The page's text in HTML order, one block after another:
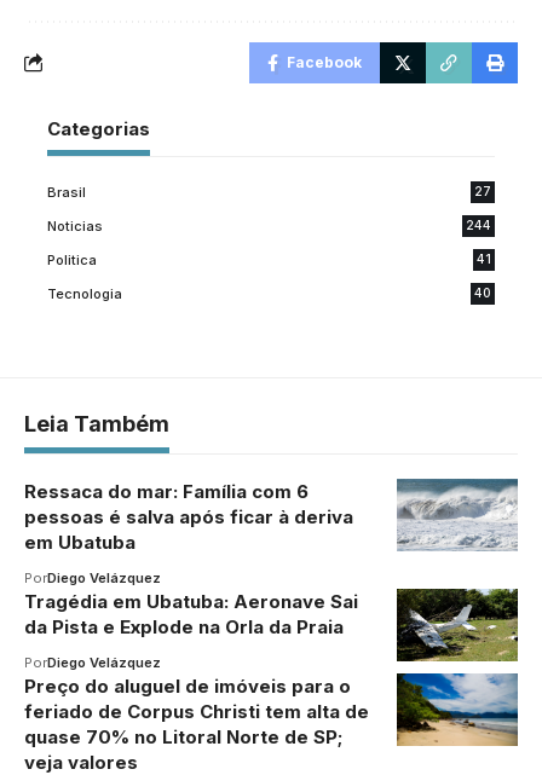
Facebook
Categorias
Brasil 27
Noticias 244
Politica 41
Tecnologia 40
Leia Também
Ressaca do mar: Família com 6
pessoas é salva após ficar à deriva
em Ubatuba
PorDiego Velázquez
Tragédia em Ubatuba: Aeronave Sai
da Pista e Explode na Orla da Praia
PorDiego Velázquez
Preço do aluguel de imóveis para o
feriado de Corpus Christi tem alta de
quase 70% no Litoral Norte de SP;
veja valores